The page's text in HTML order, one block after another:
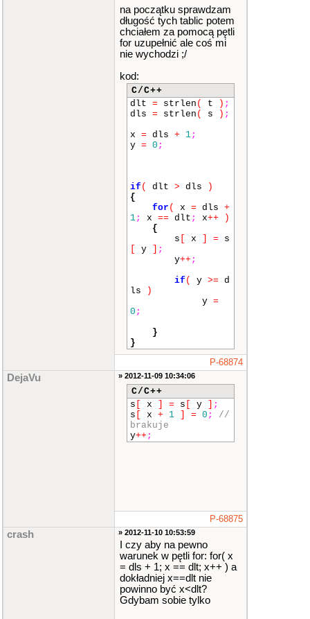
na początku sprawdzam
długość tych tablic potem
chciałem za pomocą pętli
for uzupełnić ale coś mi
nie wychodzi ;/
kod:
C/C++
dlt = strlen ( t ) ;
dls = strlen ( s ) ;
x = dls + 1;
y = 0 ;
if ( dlt > dls
)
{
for ( x = dls +
1; x == dlt ; x++
)
{
s
x = s
y
;
y++ ;
if ( y >= d
ls
)
y =
0 ;
}
}
P-68874
DejaVu » 2012-11-09 10:34:06
C/C++
s
x = s y
;
s
x + 1 = 0 ;
//
brakuje
y++ ;
P-68875
crash » 2012-11-10 10:53:59
I czy aby na pewno
warunek w pętli for: for( x
= dls + 1; x == dlt; x++ ) a
dokładniej x==dlt nie
powinno być x<dlt?
Gdybam sobie tylko